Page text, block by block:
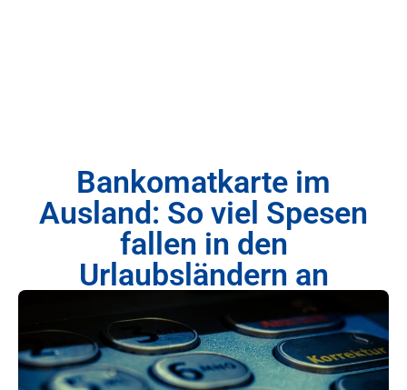
Bankomatkarte im
Ausland: So viel Spesen
fallen in den
Urlaubsländern an